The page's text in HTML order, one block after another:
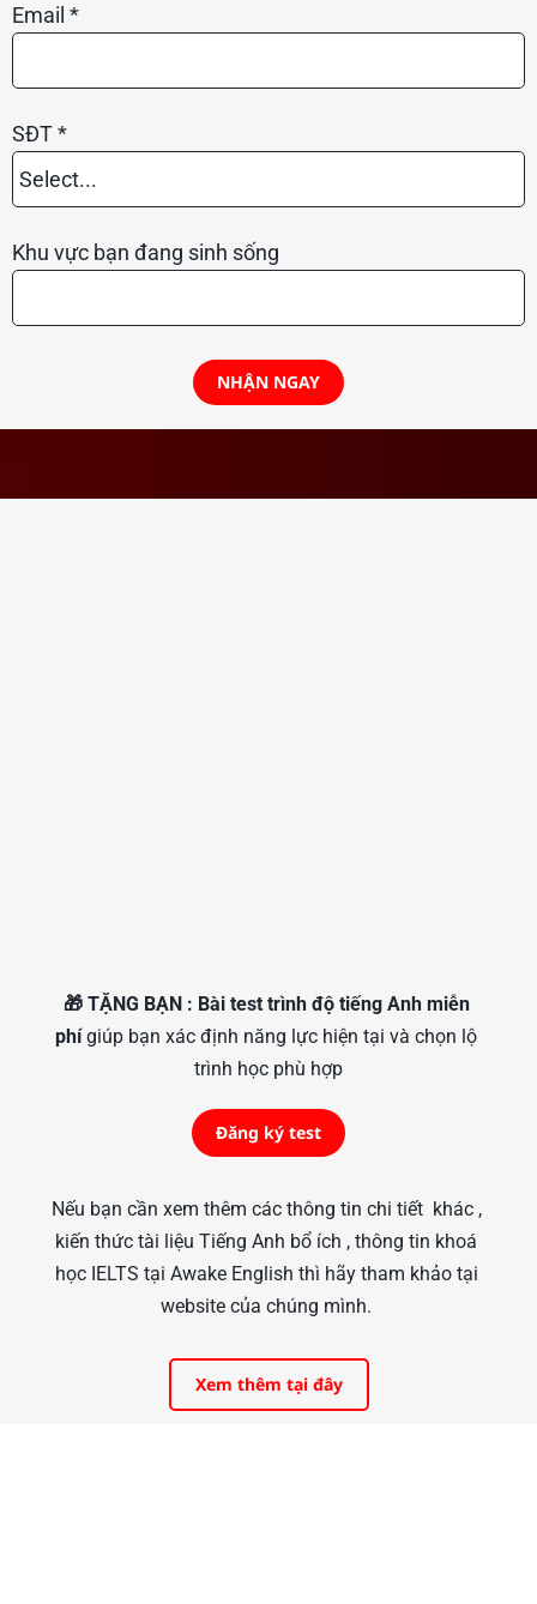
Email *
SĐT *
Select...
phone-prefix
Khu vực bạn đang sinh sống
NHẬN NGAY
🎁 TẶNG BẠN : Bài test trình độ tiếng Anh miễn
phí giúp bạn xác định năng lực hiện tại và chọn lộ
trình học phù hợp
Đăng ký test
Nếu bạn cần xem thêm các thông tin chi tiết  khác ,
kiến thức tài liệu Tiếng Anh bổ ích , thông tin khoá
học IELTS tại Awake English thì hãy tham khảo tại
website của chúng mình.
Xem thêm tại đây